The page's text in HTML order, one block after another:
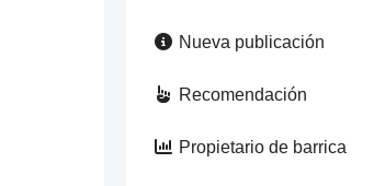
Nueva publicación
Recomendación
Propietario de barrica